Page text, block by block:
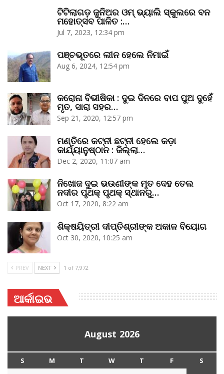
ଟିଟିଲାଗଡ଼ ଜୁନିଅର ଓମ୍‌ ଭ୍ୟାଲି ସ୍କୁଲରେ ବନ
ମହୋତ୍ସବ ପାଳିତ :…
Jul 7, 2023, 12:34 pm
ପଞ୍ଚଭୂତରେ ଲୀନ ହେଲେ ନିମାଇଁ
Aug 6, 2024, 12:54 pm
କରୋନା ବିଭୀଷିକା : ଦୁଇ ଦିନରେ ବାପ ପୁଅ ଦୁହେଁ
ମୃତ, ସାରା ସହର…
Sep 21, 2020, 12:57 pm
ମଣ୍ତିରେ କଟ୍‌ନୀ ଛଟ୍‌ନୀ ହେଲେ କଡ଼ା
କାର୍ଯ୍ୟାନୁଷ୍ଠାନ : ଜିଲ୍ଲା…
Dec 2, 2020, 11:07 am
ନିଖୋଜ ଦୁଇ ଭଉଣୀଙ୍କ ମୃତ ଦେହ ତେଲ
ନଦୀର ପୃଥକ୍‌ ପୃଥକ୍‌ ସ୍ଥାନରୁ…
Oct 17, 2020, 8:22 am
ଶିକ୍ଷୟିତ୍ରୀ ଦୀପ୍ତିଶ୍ରୀଙ୍କ ଅକାଳ ବିୟୋଗ
Oct 30, 2020, 10:25 am
PREV NEXT 1 of 7,972
ଆର୍କାଇଭ
August 2026
S M T W T F
S